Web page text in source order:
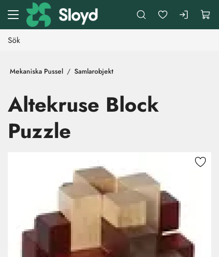
Gå till huvudinnehåll
Mekaniska Pussel Samlarobjekt
Altekruse Block
Puzzle